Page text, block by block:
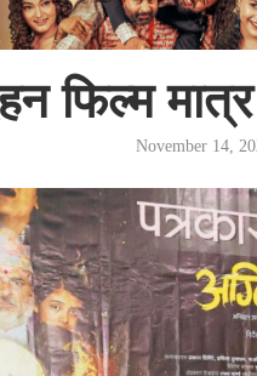
फिल्म
November 14,